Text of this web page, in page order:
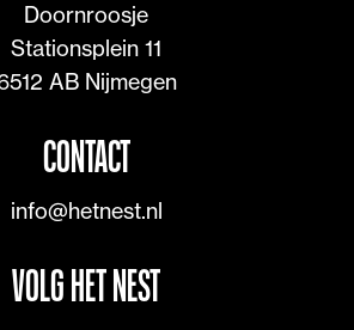
Doornroosje
Stationsplein 11
AB Nijmegen
CONTACT
info@hetnest.nl
VOLG HET NEST